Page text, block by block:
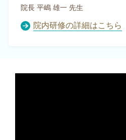
院長 平嶋 雄一 先生
院内研修の詳細はこちら